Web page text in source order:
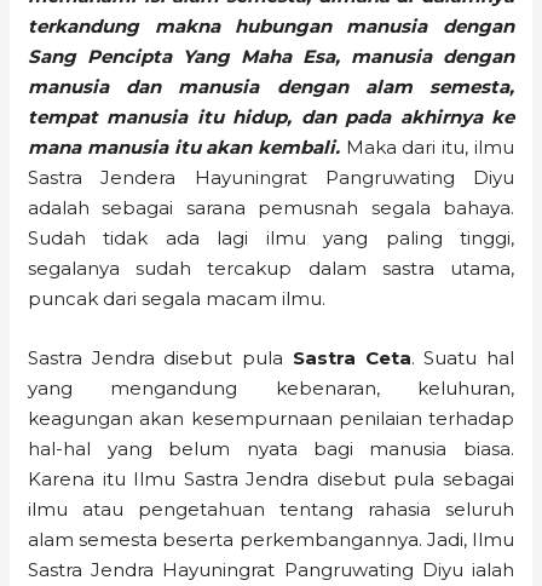
terkandung makna hubungan manusia dengan
Sang Pencipta Yang Maha Esa, manusia dengan
manusia dan manusia dengan alam semesta,
tempat manusia itu hidup, dan pada akhirnya ke
mana manusia itu akan kembali. Maka dari itu, ilmu
Sastra Jendera Hayuningrat Pangruwating Diyu
adalah sebagai sarana pemusnah segala bahaya.
Sudah tidak ada lagi ilmu yang paling tinggi,
segalanya sudah tercakup dalam sastra utama,
puncak dari segala macam ilmu.
Sastra Jendra disebut pula Sastra Ceta. Suatu hal
yang mengandung kebenaran, keluhuran,
keagungan akan kesempurnaan penilaian terhadap
hal-hal yang belum nyata bagi manusia biasa.
Karena itu Ilmu Sastra Jendra disebut pula sebagai
ilmu atau pengetahuan tentang rahasia seluruh
alam semesta beserta perkembangannya. Jadi, Ilmu
Sastra Jendra Hayuningrat Pangruwating Diyu ialah